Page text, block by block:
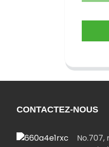
CONTACTEZ-NOUS
No.707,